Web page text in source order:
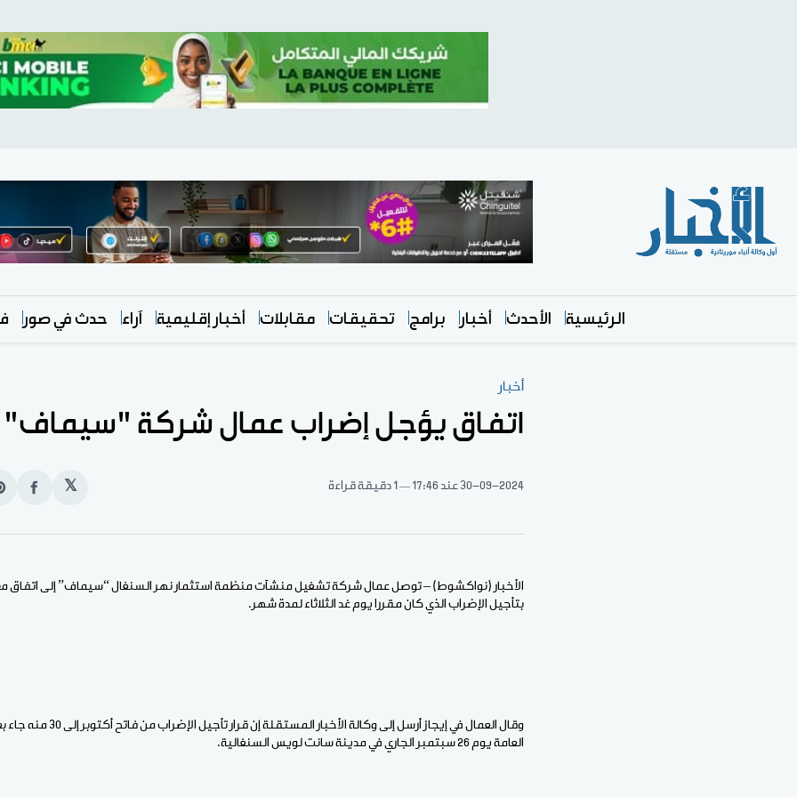
الرئيسية الأحدث أخبار برامج تحقيقات مقابلات أخبار إقليمية آراء حدث في صور
أخبار
اتفاق يؤجل إضراب عمال شركة
30-09-2024 عند 17:46 1 دقيقة قراءة 𝕏
انشر
الأخبار (نواكشوط) – توصل عمال شركة تشغيل منشآت منظمة استثمار نهر السنغال “سيماف” إلى اتفاق
بتأجيل الإضراب الذي كان مقررا يوم غد الثلاثاء لمدة شهر.
وقال العمال في إيجاز أرسل إلى وكالة
العامة يوم 26 سبتمبر الجاري في مدينة سانت لويس السنغالية.